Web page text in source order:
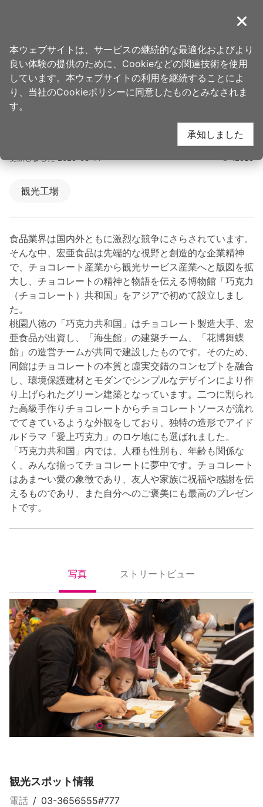
す
導覽
宏亜巧克力共和国(宏亞
巧克力共和國)
人氣
観光工場
食品業界は国内外ともに激烈な競争にさらされています。
そんな中、宏亜食品は先端的な視野と創造的な企業精神
で、チョコレート産業から観光サービス産業へと版図を拡
大し、チョコレートの精神と物語を伝える博物館「巧克力
（チョコレート）共和国」をアジアで初めて設立しまし
た。
桃園八徳の「巧克力共和国」はチョコレート製造大手、宏
亜食品が出資し、「海生館」の建築チーム、「花博舞蝶
館」の造営チームが共同で建設したものです。そのため、
同館はチョコレートの本質と虛実交錯のコンセプトを融合
し、環境保護建材とモダンでシンプルなデザインにより作
り上げられたグリーン建築となっています。二つに割られ
た高級手作りチョコレートからチョコレートソースが流れ
でてきているような外観をしており、独特の造形でアイド
ルドラマ「愛上巧克力」のロケ地にも選ばれました。
「巧克力共和国」内では、人種も性別も、年齢も関係な
く、みんな揃ってチョコレートに夢中です。チョコレート
はあま〜い愛の象徵であり、友人や家族に祝福や感謝を伝
えるものであり、また自分へのご褒美にも最高のプレゼン
トです。
照片
写真 街景
ストリートビュー
観光スポット情報
電話 / 03-3656555#777
閉じ
本ウェブサイトは、サービスの継続的な最適化およびより
良い体験の提供のために、Cookieなどの関連技術を使用
しています。本ウェブサイトの利用を継続することによ
り、当社のCookieポリシーに同意したものとみなされま
す。
承知しました